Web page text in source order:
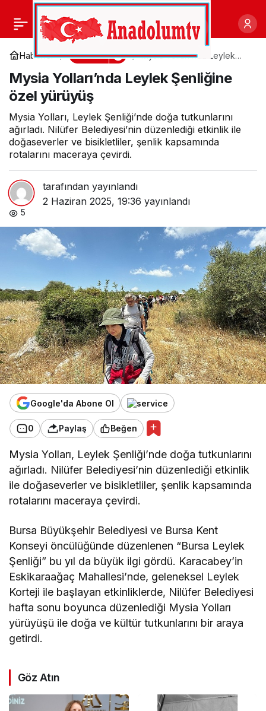
Haberler Kültür
Mysia Yolları’nda Leylek
Mysia Yolları’nda Leylek Şenliğine
özel yürüyüş
Mysia Yolları, Leylek Şenliği’nde doğa tutkunlarını
ağırladı. Nilüfer Belediyesi’nin düzenlediği etkinlik ile
doğaseverler ve bisikletliler, şenlik kapsamında
rotalarını maceraya çevirdi.
tarafından yayınlandı
2 Haziran 2025, 19:36 yayınlandı
5
Google'da Abone Ol
0 Paylaş Beğen
Mysia Yolları, Leylek Şenliği’nde doğa tutkunlarını
ağırladı. Nilüfer Belediyesi’nin düzenlediği etkinlik
ile doğaseverler ve bisikletliler, şenlik kapsamında
rotalarını maceraya çevirdi.
Bursa Büyükşehir Belediyesi ve Bursa Kent
Konseyi öncülüğünde düzenlenen “Bursa Leylek
Şenliği” bu yıl da büyük ilgi gördü. Karacabey’in
Eskikaraağaç Mahallesi’nde, geleneksel Leylek
Korteji ile başlayan etkinliklerde, Nilüfer Belediyesi
hafta sonu boyunca düzenlediği Mysia Yolları
yürüyüşü ile doğa ve kültür tutkunlarını bir araya
getirdi.
Göz Atın
Kazdağları’nda Dünya
Çevre Günü’nde Anlamlı
Etkinlik
Paylaş